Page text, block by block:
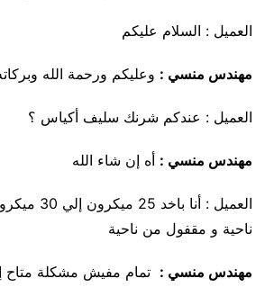
العميل : السلام عليكم
مهندس منسي : وعليكم ورحمة الله
العميل : عندكم شرنك سليف أكياس ؟
مهندس منسي : أه إن شاء الله
العميل : أنا
ناحية و مقفول من ناحية
مهندس منسي : تمام مفيش مشكلة متاح